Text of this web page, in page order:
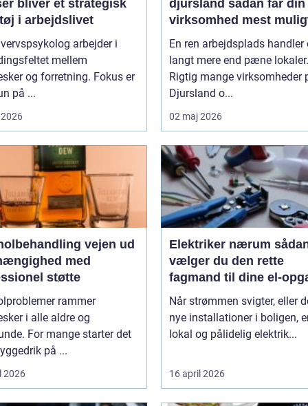
bliver et strategisk
i arbejdslivet
arbejder i
mellem
og forretning. Fokus er
på ...
djursland sådan får din
virksomhed mest
af rengøringen
En ren arbejdsplads handler
langt mere end pæne lokaler.
Rigtig mange virksomheder
Djursland o...
02 maj 2026
vejen ud
med
støtte
rammer
i alle aldre og
For mange starter det
på ...
2026
Elektriker nærum sådan
vælger du den rette
fagmand til dine el-
Når strømmen svigter, eller
nye installationer i boligen,
lokal og pålidelig elektrik...
16 april 2026